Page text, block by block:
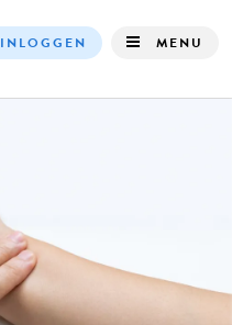
INLOGGEN MENU